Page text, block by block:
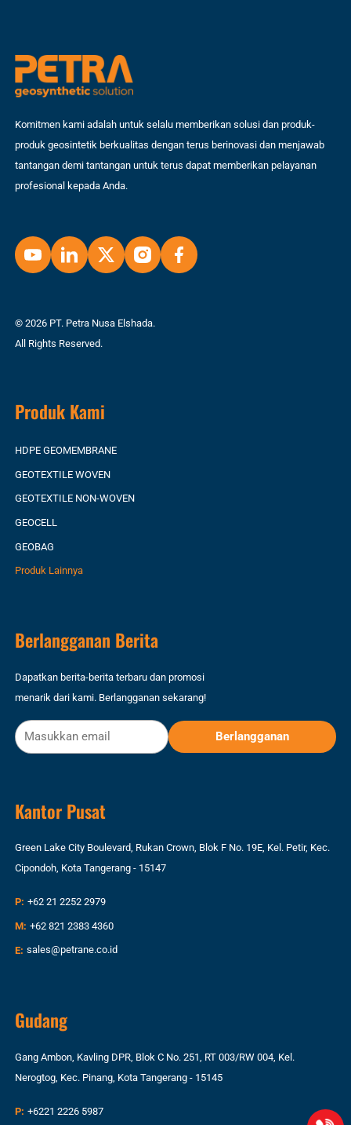
Komitmen kami adalah untuk selalu memberikan solusi dan produk-
produk geosintetik berkualitas dengan terus berinovasi dan menjawab
tantangan demi tantangan untuk terus dapat memberikan pelayanan
profesional kepada Anda.
© 2026 PT. Petra Nusa Elshada.
All Rights Reserved.
Produk Kami
HDPE GEOMEMBRANE
GEOTEXTILE WOVEN
GEOTEXTILE NON-WOVEN
GEOCELL
GEOBAG
Produk Lainnya
Berlangganan Berita
Dapatkan berita-berita terbaru dan promosi
menarik dari kami. Berlangganan sekarang!
Kantor Pusat
Green Lake City Boulevard, Rukan Crown, Blok F No. 19E, Kel. Petir, Kec.
Cipondoh, Kota Tangerang - 15147
P: +62 21 2252 2979
M: +62 821 2383 4360
E: sales@petrane.co.id
Gudang
Gang Ambon, Kavling DPR, Blok C No. 251, RT 003/RW 004, Kel.
Nerogtog, Kec. Pinang, Kota Tangerang - 15145
P: +6221 2226 5987